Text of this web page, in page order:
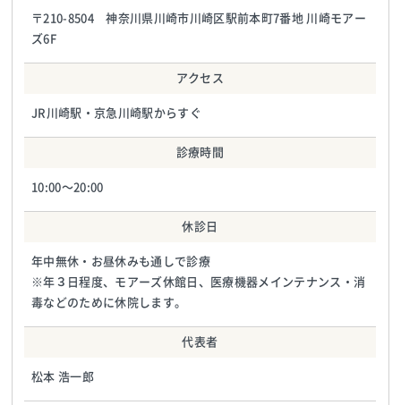
〒210-8504 神奈川県川崎市川崎区駅前本町7番地 川崎モアー
ズ6F
アクセス
JR川崎駅・京急川崎駅からすぐ
診療時間
10:00〜20:00
休診日
年中無休・お昼休みも通しで診療
※年３日程度、モアーズ休館日、医療機器メインテナンス・消
毒などのために休院します。
代表者
松本 浩一郎